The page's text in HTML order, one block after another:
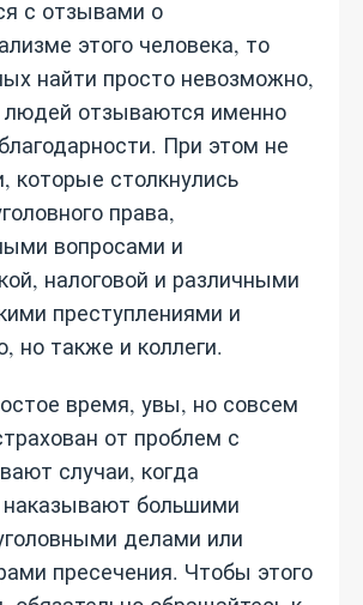
с отзывами о
этого человека, то
найти просто невозможно,
людей отзываются именно
При этом не
которые столкнулись
права,
вопросами и
налоговой и различными
преступлениями и
но также и коллеги.
время, увы, но совсем
от проблем с
случаи, когда
большими
делами или
пресечения. Чтобы этого